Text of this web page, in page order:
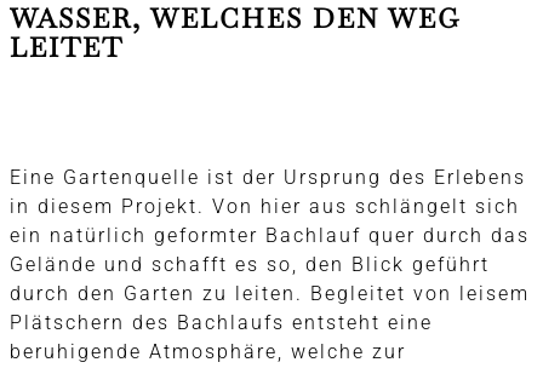
WASSER, WELCHES DEN WEG
LEITET
Eine Gartenquelle ist der Ursprung des Erlebens
in diesem Projekt. Von hier aus schlängelt sich
ein natürlich geformter Bachlauf quer durch das
Gelände und schafft es so, den Blick geführt
durch den Garten zu leiten. Begleitet von leisem
Plätschern des Bachlaufs entsteht eine
beruhigende Atmosphäre, welche zur